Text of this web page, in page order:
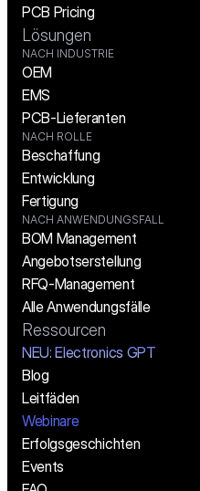
PCB Pricing
Lösungen
NACH INDUSTRIE
OEM
EMS
PCB-Lieferanten
NACH ROLLE
Beschaffung
Entwicklung
Fertigung
NACH ANWENDUNGSFALL
BOM Management
Angebotserstellung
RFQ-Management
Alle Anwendungsfälle
Ressourcen
NEU: Electronics GPT
Blog
Leitfäden
Webinare
Erfolgsgeschichten
Events